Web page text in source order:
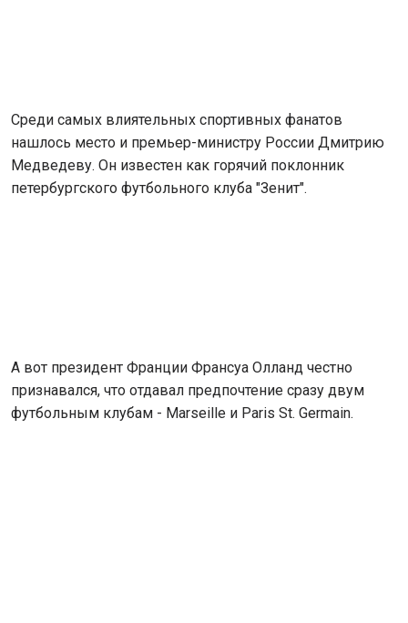
Среди самых влиятельных спортивных фанатов
нашлось место и премьер-министру России Дмитрию
Медведеву. Он известен как горячий поклонник
петербургского футбольного клуба "Зенит".
А вот президент Франции Франсуа Олланд честно
признавался, что отдавал предпочтение сразу двум
футбольным клубам - Marseille и Paris St. Germain.